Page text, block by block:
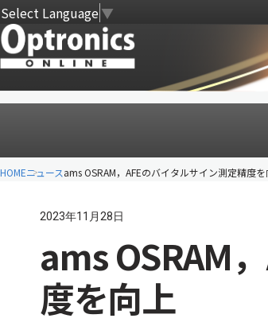
Select Language▼
HOMEニュースams OSRAM，AFEのバイタルサイン測定精度を
2023年11月28日
ams OSRAM
度を向上